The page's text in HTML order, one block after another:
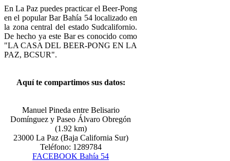
En La Paz puedes practicar el Beer-Pong
en el popular Bar Bahía 54 localizado en
la zona central del estado Sudcalifornio.
De hecho ya este Bar es conocido como
"LA CASA DEL BEER-PONG EN LA
PAZ, BCSUR".
Aquí te compartimos sus datos:
Manuel Pineda entre Belisario
Domínguez y Paseo Álvaro Obregón
(1.92 km)
23000 La Paz (Baja California Sur)
Teléfono: 1289784
FACEBOOKBahía 54